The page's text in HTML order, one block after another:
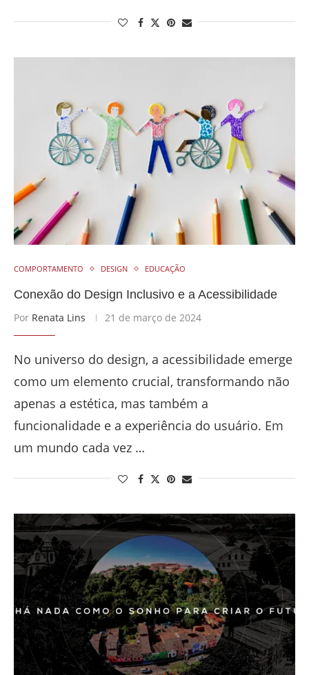
COMPORTAMENTO DESIGN EDUCAÇÃO
Conexão do Design Inclusivo e a Acessibilidade
Por Renata Lins 21 de março de 2024
No universo do design, a acessibilidade emerge
como um elemento crucial, transformando não
apenas a estética, mas também a
funcionalidade e a experiência do usuário. Em
um mundo cada vez …